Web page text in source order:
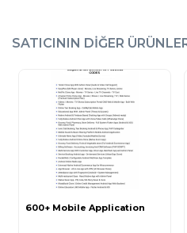
SATICININ DIĞER
600+ Mobile Application